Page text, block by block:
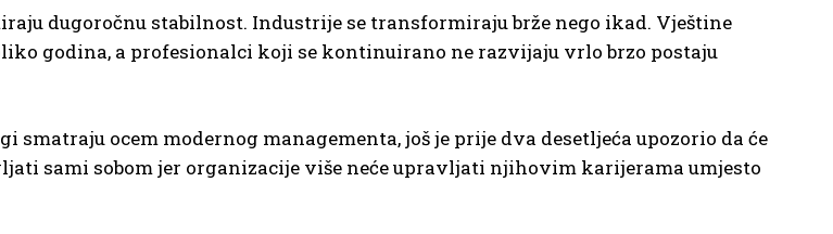
dugoročnu stabilnost. Industrije se transformiraju brže nego ikad. Vještine
godina, a profesionalci koji se kontinuirano ne razvijaju vrlo brzo postaju
smatraju ocem modernog managementa, još je prije dva desetljeća upozorio da će
sami sobom jer organizacije više neće upravljati njihovim karijerama umjesto